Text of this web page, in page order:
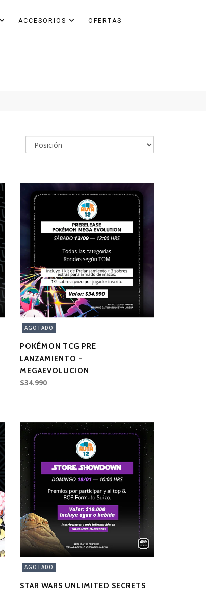
ACCESORIOS OFERTAS
AGOTADO
POKÉMON TCG PRE
LANZAMIENTO -
MEGAEVOLUCION
$34.990
AGOTADO
STAR WARS UNLIMITED SECRETS